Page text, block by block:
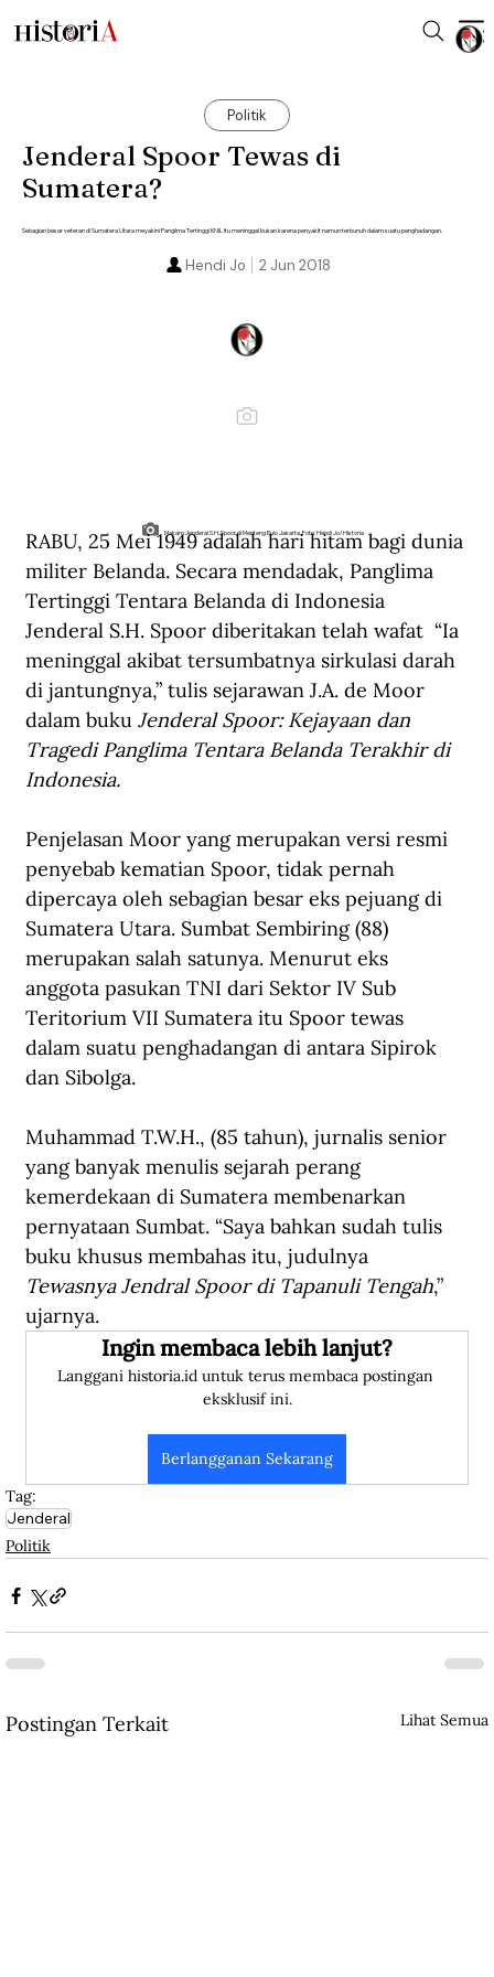
Politik
Jenderal Spoor Tewas di
Sumatera?
Sebagian besar veteran di Sumatera Utara meyakini Panglima Tertinggi KNIL itu meninggal bukan karena penyakit namun terbunuh dalam suatu penghadangan.
2 Jun 2018
Hendi Jo
Makam Jenderal S.H. Spoor di Menteng Pulo Jakarta. Foto: Hendi Jo/Historia
RABU, 25 Mei 1949 adalah hari hitam bagi dunia
militer Belanda. Secara mendadak, Panglima
Tertinggi Tentara Belanda di Indonesia
Jenderal S.H. Spoor diberitakan telah wafat  “Ia
meninggal akibat tersumbatnya sirkulasi darah
di jantungnya,” tulis sejarawan J.A. de Moor
dalam buku Jenderal Spoor: Kejayaan dan
Tragedi Panglima Tentara Belanda Terakhir di
Indonesia.
Penjelasan Moor yang merupakan versi resmi
penyebab kematian Spoor, tidak pernah
dipercaya oleh sebagian besar eks pejuang di
Sumatera Utara. Sumbat Sembiring (88)
merupakan salah satunya. Menurut eks
anggota pasukan TNI dari Sektor IV Sub
Teritorium VII Sumatera itu Spoor tewas
dalam suatu penghadangan di antara Sipirok
dan Sibolga.
Muhammad T.W.H., (85 tahun), jurnalis senior
yang banyak menulis sejarah perang
kemerdekaan di Sumatera membenarkan
pernyataan Sumbat. “Saya bahkan sudah tulis
buku khusus membahas itu, judulnya
Tewasnya Jendral Spoor di Tapanuli Tengah,”
ujarnya.
Ingin membaca lebih lanjut?
Langgani historia.id untuk terus membaca postingan
eksklusif ini.
Berlangganan Sekarang
Tag:
Jenderal
Politik
Postingan Terkait Lihat Semua